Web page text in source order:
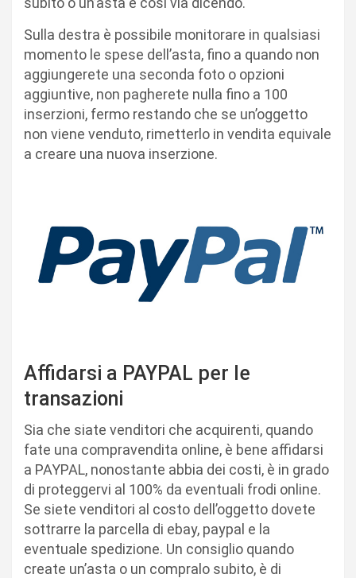
Sulla destra è possibile monitorare in qualsiasi
momento le spese dell’asta, fino a quando non
aggiungerete una seconda foto o opzioni
aggiuntive, non pagherete nulla fino a 100
inserzioni, fermo restando che se un’oggetto
non viene venduto, rimetterlo in vendita equivale
a creare una nuova inserzione.
Affidarsi a PAYPAL per le
transazioni
Sia che siate venditori che acquirenti, quando
fate una compravendita online, è bene affidarsi
a PAYPAL, nonostante abbia dei costi, è in grado
di proteggervi al 100% da eventuali frodi online.
Se siete venditori al costo dell’oggetto dovete
sottrarre la parcella di ebay, paypal e la
eventuale spedizione. Un consiglio quando
create un’asta o un compralo subito, è di